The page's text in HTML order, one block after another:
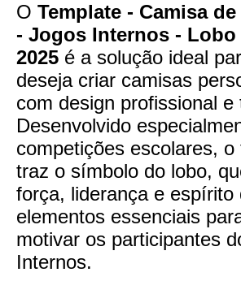
O Template - Camisa
- Jogos Internos - Lobo
2025 é a solução ideal
deseja criar camisas
com design profissional e
Desenvolvido
competições escolares, o
traz o símbolo do lobo,
força, liderança e espírito
elementos essenciais
motivar os participantes
Internos.